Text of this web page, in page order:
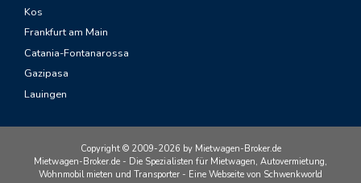
Kos
Frankfurt am Main
Catania-Fontanarossa
Gazipasa
Lauingen
Copyright © 2009-2026 by Mietwagen-Broker.de
Mietwagen-Broker.de - Die Spezialisten für Mietwagen, Autovermietung,
Wohnmobil mieten und Transporter - Eine Webseite von Schwenkworld